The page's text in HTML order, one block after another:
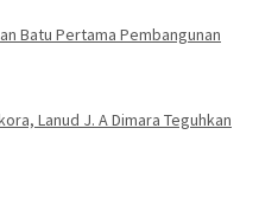
Batu Pertama Pembangunan
Lanud J. A Dimara Teguhkan